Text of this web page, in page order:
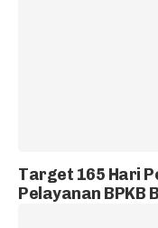
Target 165 Hari
Pelayanan BPKB